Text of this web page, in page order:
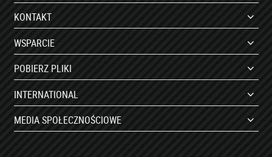
KONTAKT
WSPARCIE
POBIERZ PLIKI
INTERNATIONAL
MEDIA SPOŁECZNOŚCIOWE